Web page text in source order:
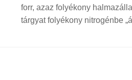
forr, azaz folyékony
tárgyat folyékony nitrogénbe